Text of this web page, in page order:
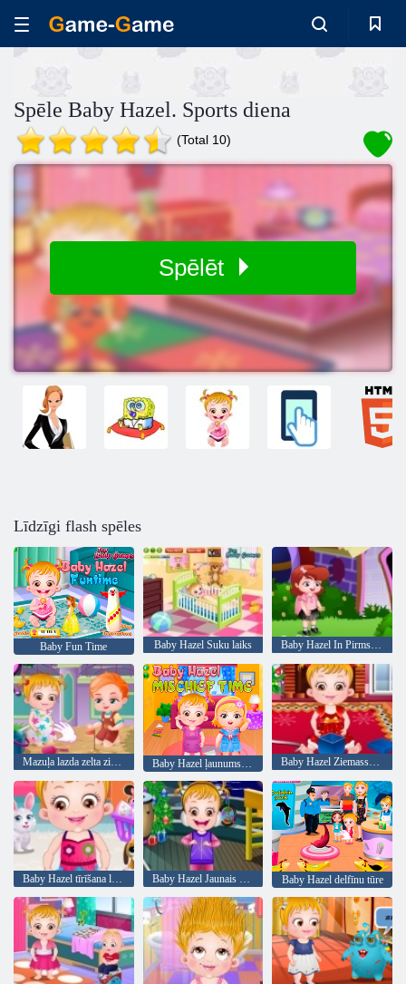
Spēle Baby Hazel. Sports diena
(Total 10)
Spēlēt
Līdzīgi flash spēles
Baby Fun Time Baby Hazel Suku laiks Baby Hazel In Pirmsskolas
Mazuļa lazda zelta zivtiņa Baby Hazel ļaunums laiks Baby Hazel Ziemassvētku laiks
Baby Hazel tīrīšana laiks Baby Hazel Jaunais gads Bash Baby Hazel delfīnu tūre